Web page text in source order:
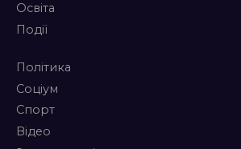
Освіта
Події
Політика
Соціум
Спорт
Відео